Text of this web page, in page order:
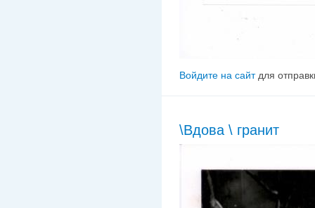
Войдите на сайтдля
\Вдова \ гранит